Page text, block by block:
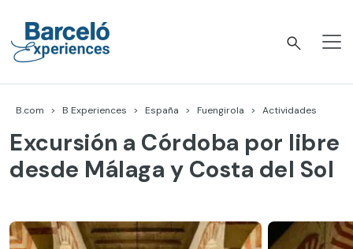
content
B.com B Experiences España Fuengirola Actividades
Excursión a Córdoba por libre
desde Málaga y Costa del Sol